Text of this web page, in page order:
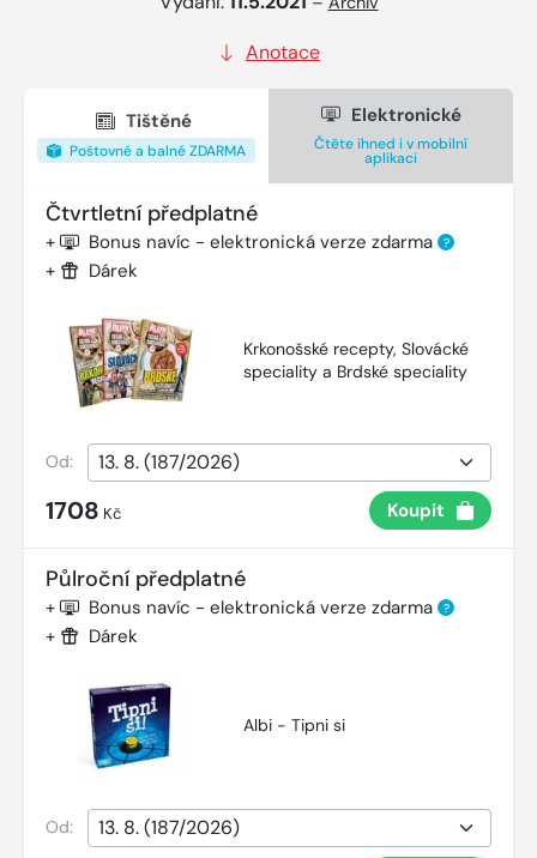
Anotace
Tištěné
Poštovné a balné ZDARMA
Elektronické
Čtěte ihned i v mobilní
aplikaci
Čtvrtletní předplatné
+ Bonus navíc - elektronická verze zdarma ?
+ Dárek
Krkonošské recepty, Slovácké
speciality a Brdské speciality
Od:
1708 Kč Koupit
Půlroční předplatné
+ Bonus navíc - elektronická verze zdarma ?
+ Dárek
Albi - Tipni si
Od: